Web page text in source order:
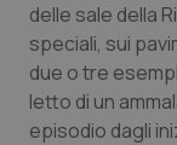
Campania
Emilia-
Car-T
delle sale della
speciali, sui
due o tre
letto di un
episodio dagli